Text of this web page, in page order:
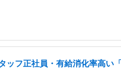
ッフ正社員・有給消化率高